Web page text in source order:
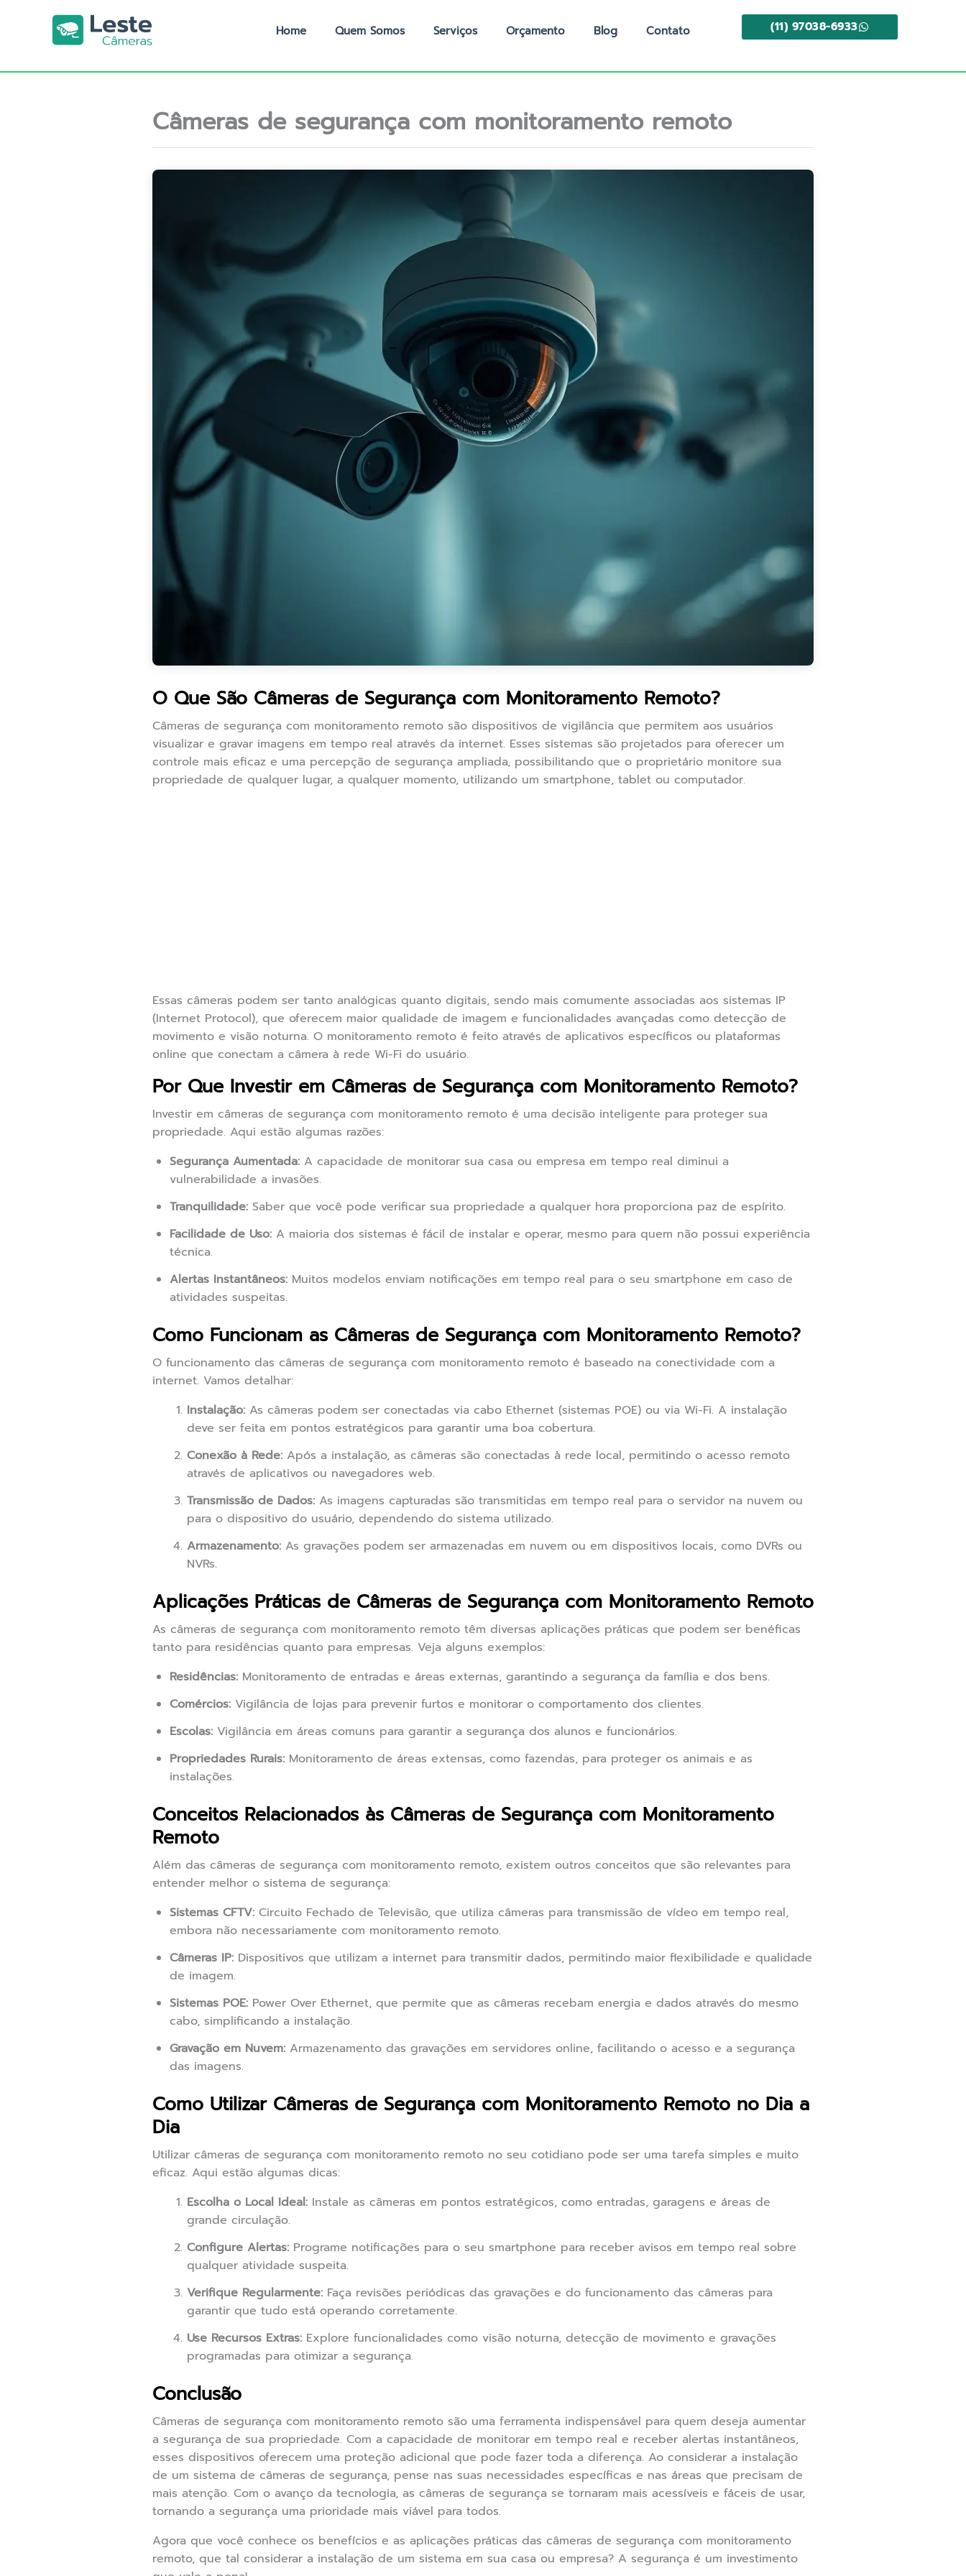
Home Quem Somos Serviços Orçamento Blog Contato (11) 97038-6933
Câmeras de segurança com monitoramento remoto
O Que São Câmeras de Segurança com Monitoramento Remoto?
Câmeras de segurança com monitoramento remoto são dispositivos de vigilância que permitem aos usuários
visualizar e gravar imagens em tempo real através da internet. Esses sistemas são projetados para oferecer um
controle mais eficaz e uma percepção de segurança ampliada, possibilitando que o proprietário monitore sua
propriedade de qualquer lugar, a qualquer momento, utilizando um smartphone, tablet ou computador.
Essas câmeras podem ser tanto analógicas quanto digitais, sendo mais comumente associadas aos sistemas IP
(Internet Protocol), que oferecem maior qualidade de imagem e funcionalidades avançadas como detecção de
movimento e visão noturna. O monitoramento remoto é feito através de aplicativos específicos ou plataformas
online que conectam a câmera à rede Wi-Fi do usuário.
Por Que Investir em Câmeras de Segurança com Monitoramento Remoto?
Investir em câmeras de segurança com monitoramento remoto é uma decisão inteligente para proteger sua
propriedade. Aqui estão algumas razões:
Segurança Aumentada: A capacidade de monitorar sua casa ou empresa em tempo real diminui a
vulnerabilidade a invasões.
Tranquilidade: Saber que você pode verificar sua propriedade a qualquer hora proporciona paz de espírito.
Facilidade de Uso: A maioria dos sistemas é fácil de instalar e operar, mesmo para quem não possui experiência
técnica.
Alertas Instantâneos: Muitos modelos enviam notificações em tempo real para o seu smartphone em caso de
atividades suspeitas.
Como Funcionam as Câmeras de Segurança com Monitoramento Remoto?
O funcionamento das câmeras de segurança com monitoramento remoto é baseado na conectividade com a
internet. Vamos detalhar:
Instalação: As câmeras podem ser conectadas via cabo Ethernet (sistemas POE) ou via Wi-Fi. A instalação
deve ser feita em pontos estratégicos para garantir uma boa cobertura.
Conexão à Rede: Após a instalação, as câmeras são conectadas à rede local, permitindo o acesso remoto
através de aplicativos ou navegadores web.
Transmissão de Dados: As imagens capturadas são transmitidas em tempo real para o servidor na nuvem ou
para o dispositivo do usuário, dependendo do sistema utilizado.
Armazenamento: As gravações podem ser armazenadas em nuvem ou em dispositivos locais, como DVRs ou
NVRs.
Aplicações Práticas de Câmeras de Segurança com Monitoramento Remoto
As câmeras de segurança com monitoramento remoto têm diversas aplicações práticas que podem ser benéficas
tanto para residências quanto para empresas. Veja alguns exemplos:
Residências: Monitoramento de entradas e áreas externas, garantindo a segurança da família e dos bens.
Comércios: Vigilância de lojas para prevenir furtos e monitorar o comportamento dos clientes.
Escolas: Vigilância em áreas comuns para garantir a segurança dos alunos e funcionários.
Propriedades Rurais: Monitoramento de áreas extensas, como fazendas, para proteger os animais e as
instalações.
Conceitos Relacionados às Câmeras de Segurança com Monitoramento
Remoto
Além das câmeras de segurança com monitoramento remoto, existem outros conceitos que são relevantes para
entender melhor o sistema de segurança:
Sistemas CFTV: Circuito Fechado de Televisão, que utiliza câmeras para transmissão de vídeo em tempo real,
embora não necessariamente com monitoramento remoto.
Câmeras IP: Dispositivos que utilizam a internet para transmitir dados, permitindo maior flexibilidade e qualidade
de imagem.
Sistemas POE: Power Over Ethernet, que permite que as câmeras recebam energia e dados através do mesmo
cabo, simplificando a instalação.
Gravação em Nuvem: Armazenamento das gravações em servidores online, facilitando o acesso e a segurança
das imagens.
Como Utilizar Câmeras de Segurança com Monitoramento Remoto no Dia a
Dia
Utilizar câmeras de segurança com monitoramento remoto no seu cotidiano pode ser uma tarefa simples e muito
eficaz. Aqui estão algumas dicas:
Escolha o Local Ideal: Instale as câmeras em pontos estratégicos, como entradas, garagens e áreas de
grande circulação.
Configure Alertas: Programe notificações para o seu smartphone para receber avisos em tempo real sobre
qualquer atividade suspeita.
Verifique Regularmente: Faça revisões periódicas das gravações e do funcionamento das câmeras para
garantir que tudo está operando corretamente.
Use Recursos Extras: Explore funcionalidades como visão noturna, detecção de movimento e gravações
programadas para otimizar a segurança.
Conclusão
Câmeras de segurança com monitoramento remoto são uma ferramenta indispensável para quem deseja aumentar
a segurança de sua propriedade. Com a capacidade de monitorar em tempo real e receber alertas instantâneos,
esses dispositivos oferecem uma proteção adicional que pode fazer toda a diferença. Ao considerar a instalação
de um sistema de câmeras de segurança, pense nas suas necessidades específicas e nas áreas que precisam de
mais atenção. Com o avanço da tecnologia, as câmeras de segurança se tornaram mais acessíveis e fáceis de usar,
tornando a segurança uma prioridade mais viável para todos.
Agora que você conhece os benefícios e as aplicações práticas das câmeras de segurança com monitoramento
remoto, que tal considerar a instalação de um sistema em sua casa ou empresa? A segurança é um investimento